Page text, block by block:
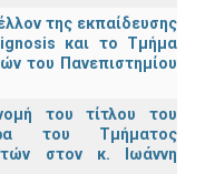
της εκπαίδευσης
και το Τμήμα
του Πανεπιστημίου
του τίτλου του
του Τμήματος
στον κ. Ιωάννη